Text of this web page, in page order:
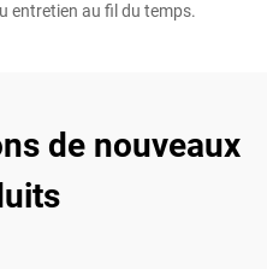
entretien au fil du temps.
de nouveaux